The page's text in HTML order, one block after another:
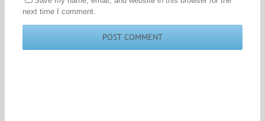
next time I comment.